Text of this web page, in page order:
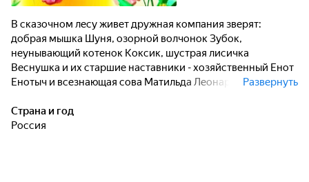
В сказочном лесу живет дружная компания зверят:
добрая мышка Шуня, озорной волчонок Зубок,
неунывающий котенок Коксик, шустрая лисичка
Веснушка и их старшие наставники - хозяйственный Енот
Енотыч и всезнающая сова Матильда Леонардовна.
помогают детям задуматься о добре и зле, учат уважать
старших и помогать младшим, понимать друг друга,
Развернуть
Страна и год
Россия